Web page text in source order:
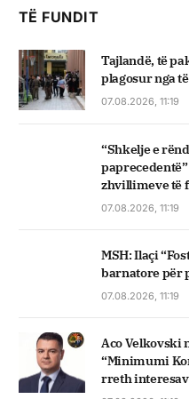
TË FUNDIT
Tajlandë, të
plagosur nga
07.08.2026, 11:19
“Shkelje e
zhvillimeve të
07.08.2026, 11:19
MSH: Ilaçi
barnatore për
07.08.2026, 11:19
Aco Velkovski
“Minimumi
rreth